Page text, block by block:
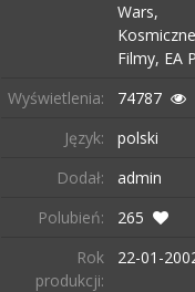
Wars,
Filmy, EA
Wyświetlenia: 74787
Język:
polski
Dodał:
admin
Polubień:
265
Rok
produkcji:
22-01-